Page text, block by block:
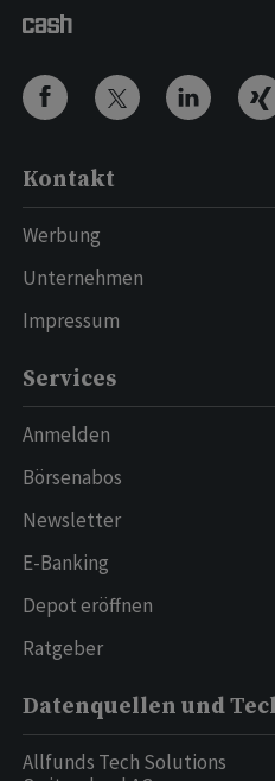
Kontakt
Werbung
Unternehmen
Impressum
Services
Anmelden
Börsenabos
Newsletter
E-Banking
Depot eröffnen
Ratgeber
Datenquellen und
Allfunds Tech Solutions